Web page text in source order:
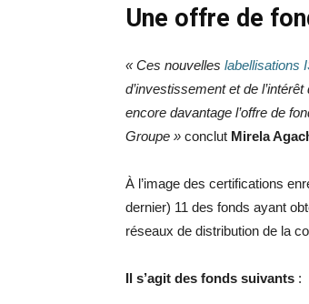
Une offre de
« Ces nouvelles labellisations
d’investissement et de
encore davantage l’offre de
Groupe » conclut Mirela
À l’image des certifications
dernier) 11 des fonds ayant
réseaux de distribution de la
Il s’agit des fonds suivants :